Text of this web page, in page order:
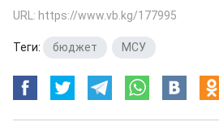
URL: https://www.vb.kg/177995
Теги: бюджет МСУ